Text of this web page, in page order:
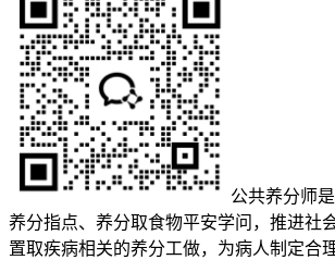
公共养分师
养分指点、养分取食物平安学问，推进社
置取疾病相关的养分工做，为病人制定合